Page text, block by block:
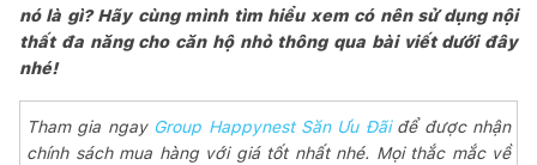
nó là gì? Hãy cùng mình tìm hiểu xem có nên sử dụng nội
thất đa năng cho căn hộ nhỏ thông qua bài viết dưới đây
nhé!
Tham gia ngay Group Happynest Săn Ưu Đãi để được nhận
chính sách mua hàng với giá tốt nhất nhé. Mọi thắc mắc về